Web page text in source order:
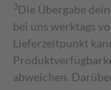
3Die Übergabe
bei uns werktags
Lieferzeitpunkt
abweichen.